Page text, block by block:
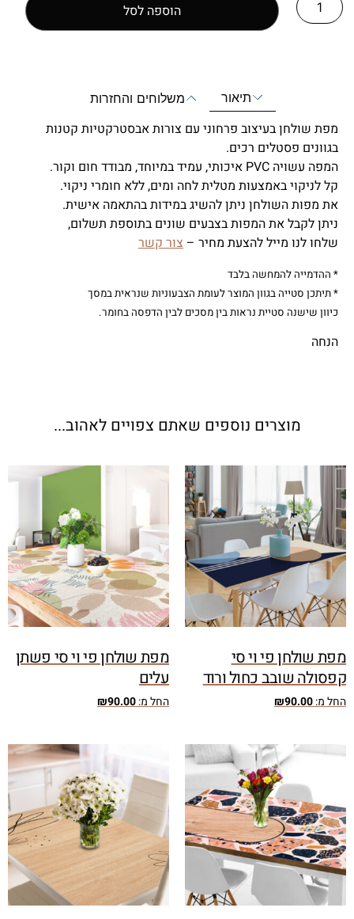
הוספה לסל
תיאור משלוחים והחזרות
מפת שולחן בעיצוב פרחוני עם צורות אבסטרקטיות קטנות
בגוונים פסטלים רכים.
המפה עשויה PVC איכותי, עמיד במיוחד, מבודד חום וקור.
קל לניקוי באמצעות מטלית לחה ומים, ללא חומרי ניקוי.
את מפות השולחן ניתן להשיג במידות בהתאמה אישית.
ניתן לקבל את המפות בצבעים שונים בתוספת תשלום,
שלחו לנו מייל להצעת מחיר – צור קשר
* ההדמייה להמחשה בלבד
* תיתכן סטייה בגוון המוצר לעומת הצבעוניות שנראית במסך
כיוון שישנה סטיית נראות בין מסכים לבין הדפסה בחומר.
הנחה
מוצרים נוספים שאתם צפויים לאהוב...
מפת שולחן פי וי סי
קפסולה שובב כחול ורוד
החל מ: ₪90.00
מפת שולחן פי וי סי פשתן
עלים
החל מ: ₪90.00